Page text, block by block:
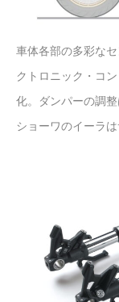
車体各部の多彩な
クトロニック・コ
化。ダンパーの調
ショーワのイーラ